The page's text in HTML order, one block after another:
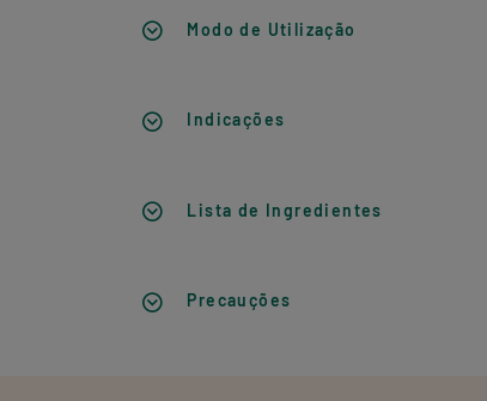
Modo de Utilização
Indicações
Lista de Ingredientes
Precauções